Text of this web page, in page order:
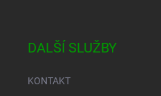
DALŠÍ SLUŽBY
KONTAKT